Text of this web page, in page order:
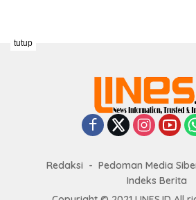
Redaksi Pedoman Media
Indeks Berita
tutup